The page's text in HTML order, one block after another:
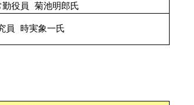
役員 菊池明郎氏
員 時実象一氏